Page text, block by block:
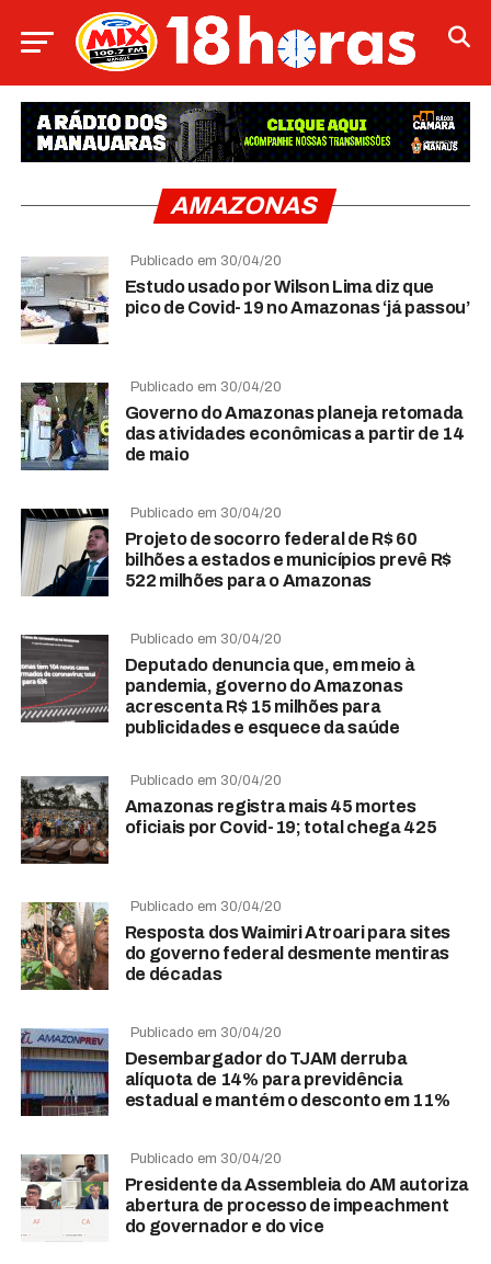
AMAZONAS
Publicado em 30/04/20
Estudo usado por Wilson Lima diz que
pico de Covid-19 no Amazonas ‘já passou’
Publicado em 30/04/20
Governo do Amazonas planeja retomada
das atividades econômicas a partir de 14
de maio
Publicado em 30/04/20
Projeto de socorro federal de R$ 60
bilhões a estados e municípios prevê R$
522 milhões para o Amazonas
Publicado em 30/04/20
Deputado denuncia que, em meio à
pandemia, governo do Amazonas
acrescenta R$ 15 milhões para
publicidades e esquece da saúde
Publicado em 30/04/20
Amazonas registra mais 45 mortes
oficiais por Covid-19; total chega 425
Publicado em 30/04/20
Resposta dos Waimiri Atroari para sites
do governo federal desmente mentiras
de décadas
Publicado em 30/04/20
Desembargador do TJAM derruba
alíquota de 14% para previdência
estadual e mantém o desconto em 11%
Publicado em 30/04/20
Presidente da Assembleia do AM autoriza
abertura de processo de impeachment
do governador e do vice